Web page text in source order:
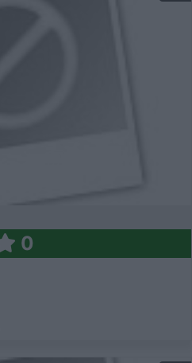
0